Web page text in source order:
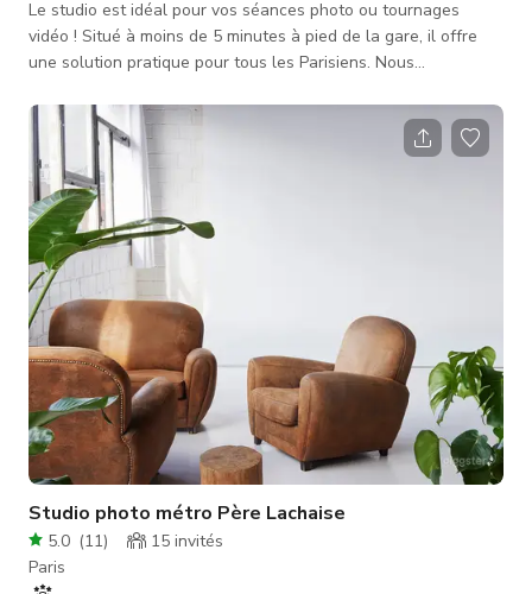
Le studio est idéal pour vos séances photo ou tournages
vidéo ! Situé à moins de 5 minutes à pied de la gare, il offre
une solution pratique pour tous les Parisiens. Nous
(flash & lumière continue) - Émetteurs flash pour Nikon,
Canon, Sony et OM-System/Panasonic (Godox XPro-C) - Fonds
colorés : Blanc, Noir, Marron, Rose, Bleu ciel et Vert (pour
incrustation chroma) - Deux tabourets hauts - Une chaise
scandinave - Une coiffeuse (coin
Studio photo métro Père Lachaise
5.0 (11) 15 invités
Paris